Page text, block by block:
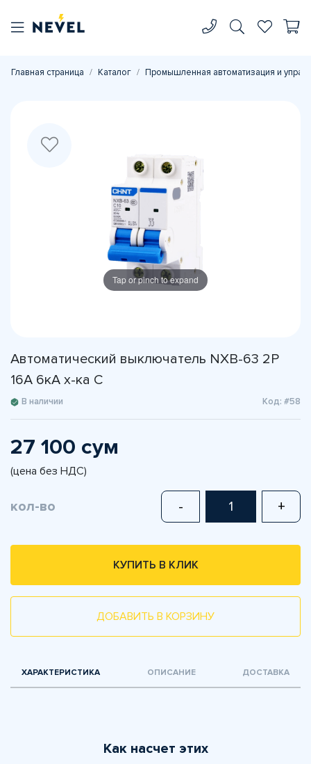
Главная страница Каталог Промышленная автоматизация и
Tap or pinch to expand
Автоматический выключатель NXB-63 2P
16A 6кА х-ка С
В наличии Код: #58
27 100 сум
(цена без НДС)
кол-во - +
КУПИТЬ В КЛИК
ДОБАВИТЬ В КОРЗИНУ
ХАРАКТЕРИСТИКА ОПИСАНИЕ ДОСТАВКА
Как насчет этих